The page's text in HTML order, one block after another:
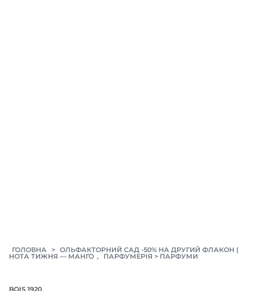
ГОЛОВНА >
ОЛЬФАКТОРНИЙ САД -50% НА ДРУГИЙ ФЛАКОН |
НОТА ТИЖНЯ — МАНГО , ПАРФУМЕРІЯ > ПАРФУМИ